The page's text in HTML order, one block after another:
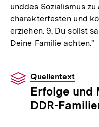
unddes Sozialismus
charakterfesten und
erziehen. 9. Du sollst
Deine Familie achten."
Quellentext
Erfolge und
DDR-